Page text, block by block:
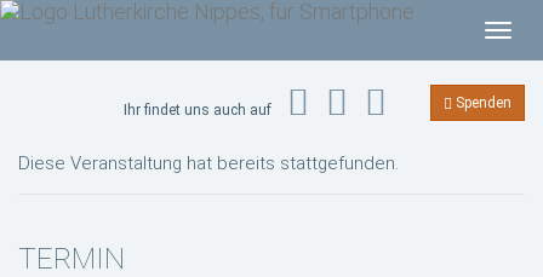
T
o
g
g
Ihr findet uns auch auf Spenden
Diese Veranstaltung hat bereits stattgefunden.
TERMIN